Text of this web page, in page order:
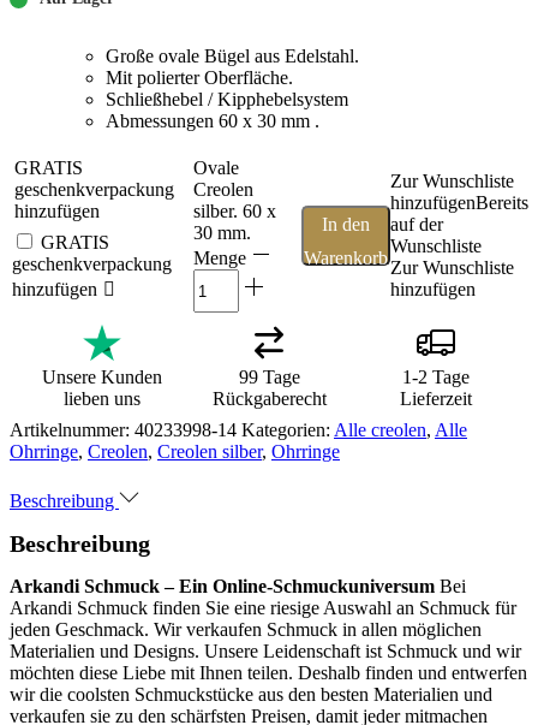
Große ovale Bügel aus Edelstahl.
Mit polierter Oberfläche.
Schließhebel / Kipphebelsystem
Abmessungen 60 x 30 mm .
GRATIS
geschenkverpackung
hinzufügen
GRATIS
geschenkverpackung
hinzufügen
Ovale
Creolen
silber. 60 x
30 mm.
Menge
In den
Warenkorb
Zur Wunschliste
hinzufügenBereits
auf der
Wunschliste
Zur Wunschliste
hinzufügen
Unsere Kunden
lieben uns
99 Tage
Rückgaberecht
1-2 Tage
Lieferzeit
Artikelnummer: 40233998-14 Kategorien: Alle creolen, Alle
Ohrringe, Creolen, Creolen silber, Ohrringe
Beschreibung
Beschreibung
Arkandi Schmuck – Ein Online-Schmuckuniversum Bei
Arkandi Schmuck finden Sie eine riesige Auswahl an Schmuck für
jeden Geschmack. Wir verkaufen Schmuck in allen möglichen
Materialien und Designs. Unsere Leidenschaft ist Schmuck und wir
möchten diese Liebe mit Ihnen teilen. Deshalb finden und entwerfen
wir die coolsten Schmuckstücke aus den besten Materialien und
verkaufen sie zu den schärfsten Preisen, damit jeder mitmachen